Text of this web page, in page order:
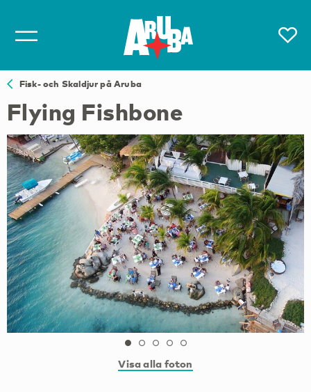
Fisk- och Skaldjur på Aruba
Flying Fishbone
Visa alla foton